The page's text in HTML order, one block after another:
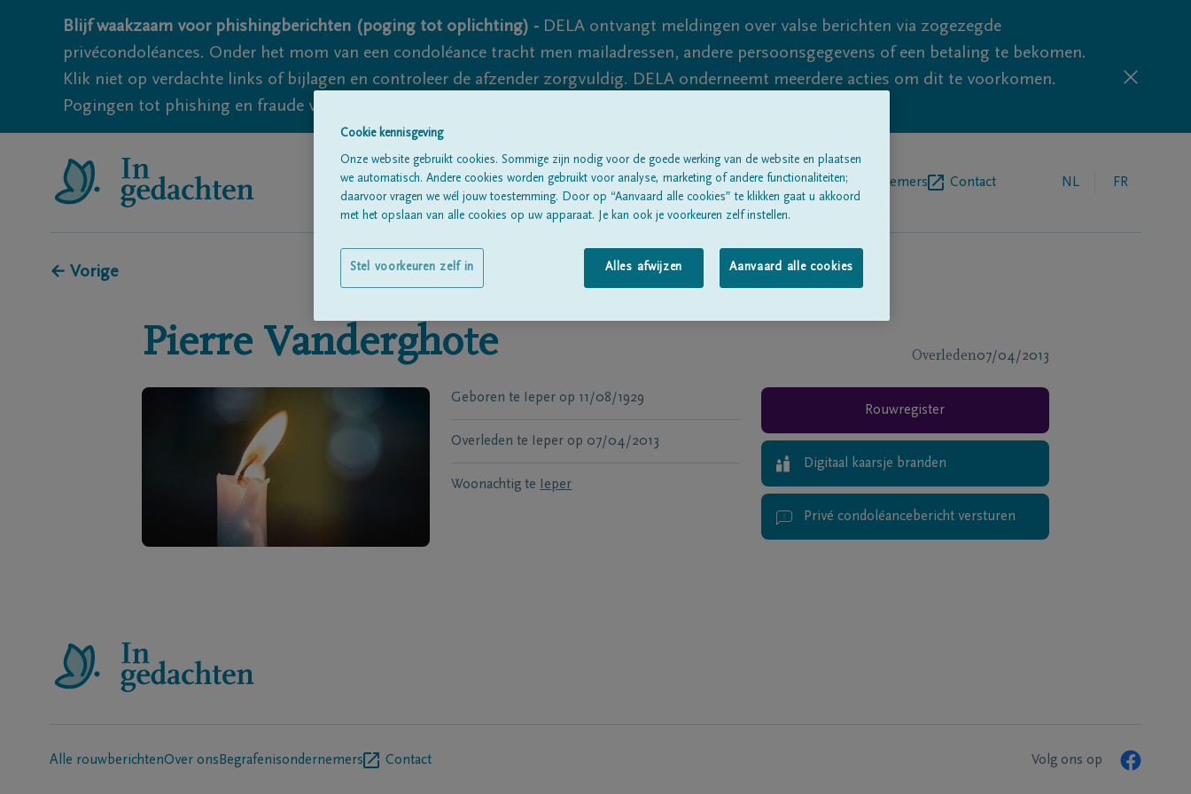
Blijf waakzaam voor phishingberichten (poging tot oplichting) - DELA ontvangt meldingen over valse berichten via zogezegde
privécondoléances. Onder het mom van een condoléance tracht men mailadressen, andere persoonsgegevens of een betaling te bekomen.
Klik niet op verdachte links of bijlagen en controleer de afzender zorgvuldig. DELA onderneemt meerdere acties om dit te voorkomen.
Pogingen tot phishing en fraude vallen echter nooit volledig uit te sluiten, dus blijf waakzaam.
Alle rouwberichten Over onsBegrafenisondernemers Contact NL FR
← Vorige
Pierre Vanderghote Overleden07/04/2013
Geboren te Ieper op 11/08/1929
Overleden te Ieper op 07/04/2013
Woonachtig te Ieper
Rouwregister
Digitaal kaarsje branden
Privé condoléancebericht versturen
Alle rouwberichtenOver ons Begrafenisondernemers Contact Volg ons op
Cookie kennisgeving
Onze website gebruikt cookies. Sommige zijn nodig voor de goede werking van de website en plaatsen
we automatisch. Andere cookies worden gebruikt voor analyse, marketing of andere functionaliteiten;
daarvoor vragen we wél jouw toestemming. Door op “Aanvaard alle cookies” te klikken gaat u akkoord
met het opslaan van alle cookies op uw apparaat. Je kan ook je voorkeuren zelf instellen.
Alles afwijzen Aanvaard alle cookies
Stel voorkeuren zelf in